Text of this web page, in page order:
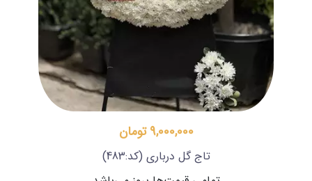
9,000,000 تومان
تاج گل درباری (کد:483)